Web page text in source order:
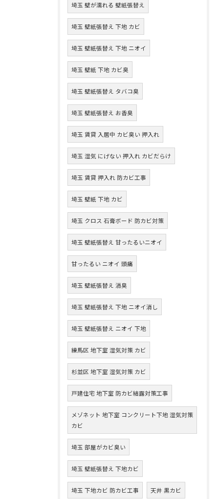
埼玉 壁が濡れる 壁紙張替え
埼玉 壁紙張替え 下地 カビ
埼玉 壁紙張替え 下地 ニオイ
埼玉 壁紙 下地 カビ臭
埼玉 壁紙張替え タバコ臭
埼玉 壁紙張替え お香臭
埼玉 賃貸 入居中 カビ臭い 押入れ
埼玉 湿気 にげない 押入れ カビだらけ
埼玉 賃貸 押入れ 防カビ工事
埼玉 壁紙 下地 カビ
埼玉 クロス 石膏ボード 防カビ対策
埼玉 壁紙張替え 甘ったるいニオイ
甘ったるい ニオイ 頭痛
埼玉 壁紙張替え 消臭
埼玉 壁紙張替え 下地 ニオイ消し
埼玉 壁紙張替え ニオイ 下地
練馬区 地下室 湿気対策 カビ
杉並区 地下室 湿気対策 カビ
戸建住宅 地下室 防カビ結露対策工事
メゾネット 地下室 コンクリート下地 湿気対策
カビ
埼玉 部屋がカビ臭い
埼玉 壁紙張替え 下地カビ
埼玉 下地カビ 防カビ工事 天井 黒カビ